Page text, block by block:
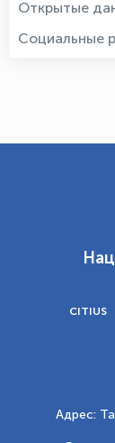
Открытые
Социальные
CITIUS
Адрес: